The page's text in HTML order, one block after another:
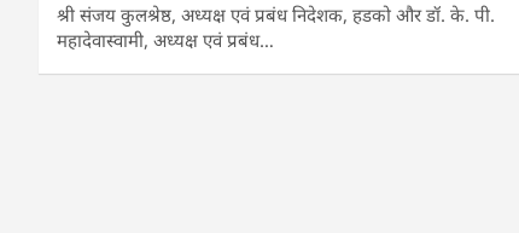
श्री संजय कुलश्रेष्ठ, अध्यक्ष एवं प्रबंध निदेशक, हडको और डॉ. के. पी.
महादेवास्वामी, अध्यक्ष एवं प्रबंध…